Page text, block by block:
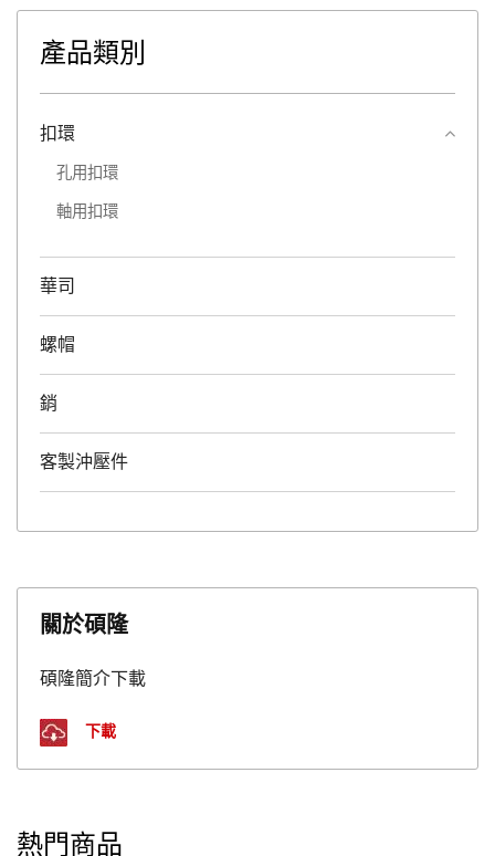
產品類別
扣環
孔用扣環
軸用扣環
華司
螺帽
銷
客製沖壓件
關於碩隆
碩隆簡介下載
下載
熱門商品